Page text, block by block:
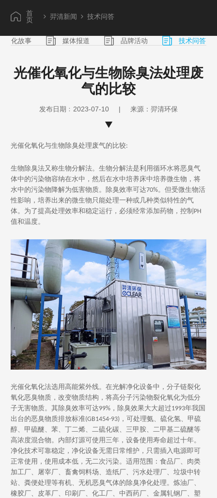
微生物只能处理一种或几种类似特性的气体。为了提高处理效率
法选用高能紫外线。在光解净化设备中，分子链裂化氧化恶臭物
质。其除臭效率可达99%，除臭效果大大超过1993年我国出台的
恶臭物质排放标准(GB1454-93)，可处理氨、硫化氢、甲硫醇、
度混合物。内部灯源可使用三年，设备使用寿命超过十年。净化
技术可靠稳定，净化设备无需日常维护，只需插入电源即可正常
使用，使用成本低，无二次污染。适用范围：食品厂、肉类加工
粪便处理等有机、无机恶臭气体的除臭净化处理。炼油厂、橡胶
厂、皮革厂、印刷厂、化工厂、中西药厂、金属轧钢厂、
首
页
羿清新闻 技术问答
文化故事 媒体报道 品牌活动 技术问答
光催化氧化与生物除臭法处理废
气的比较
发布日期﹕2023-07-10 | 来源：羿清环保
光催化氧化与生物除臭处理废气的比较:
生物除臭法又称生物分解法。生物分解法是利用循环水将恶臭气
体中的污染物容纳在水中，然后在水中培养床中培养微生物，将
水中的污染物降解为低害物质。除臭效率可达70%。但受微生物活
性影响，培养出来的微生物只能处理一种或几种类似特性的气
体。为了提高处理效率和稳定运行，必须经常添加药物，控制PH
值和温度。
光催化氧化法选用高能紫外线。在光解净化设备中，分子链裂化
氧化恶臭物质，改变物质结构，将高分子污染物裂化氧化为低分
子无害物质。其除臭效率可达99%，除臭效果大大超过1993年我国
出台的恶臭物质排放标准(GB1454-93)，可处理氨、硫化氢、甲硫
醇、甲硫醚、苯、丁二烯、二硫化碳、三甲胺、二甲基二硫醚等
高浓度混合物。内部灯源可使用三年，设备使用寿命超过十年。
净化技术可靠稳定，净化设备无需日常维护，只需插入电源即可
正常使用，使用成本低，无二次污染。适用范围：食品厂、肉类
加工厂、屠宰厂、畜禽饲料场、造纸厂、污水处理厂、垃圾中转
站、粪便处理等有机、无机恶臭气体的除臭净化处理。炼油厂、
橡胶厂、皮革厂、印刷厂、化工厂、中西药厂、金属轧钢厂、塑